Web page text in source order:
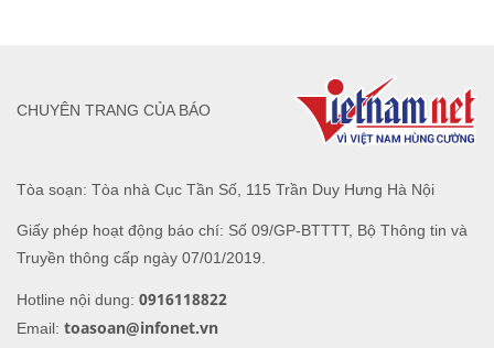
Tòa soạn: Tòa nhà Cục Tần Số, 115 Trần Duy Hưng Hà Nội
Giấy phép hoạt động báo chí: Số 09/GP-BTTTT, Bộ Thông tin và
Truyền thông cấp ngày 07/01/2019.
Hotline nội dung: 0916118822
Email: toasoan@infonet.vn
CHUYÊN TRANG CỦA BÁO